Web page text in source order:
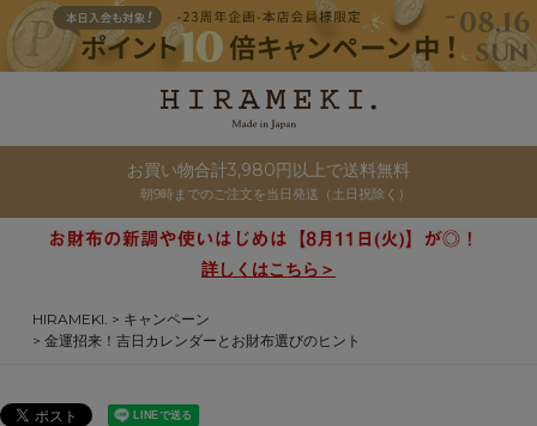
お買い物合計3,980円以上で送料無料
朝9時までのご注文を当日発送（土日祝除く）
詳しくはこちら＞
HIRAMEKI.
キャンペーン
金運招来！吉日カレンダーとお財布選びのヒント